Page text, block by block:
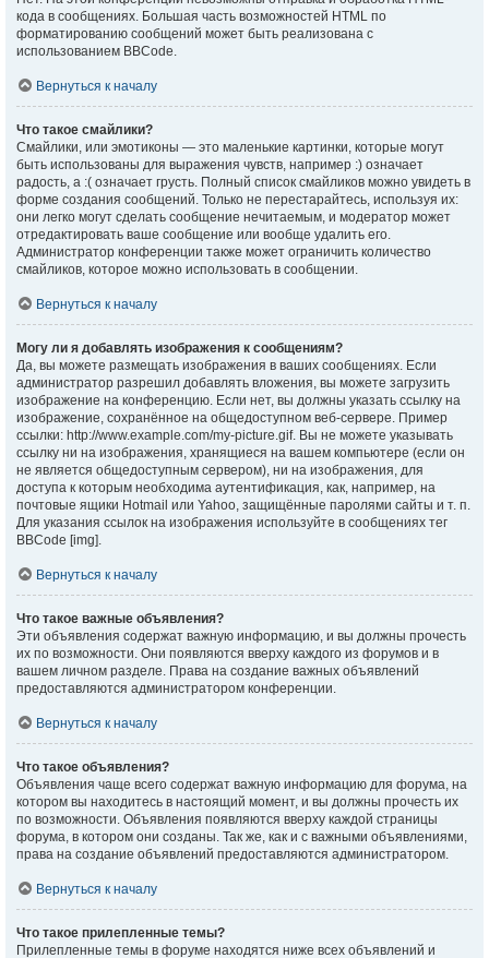
кода в сообщениях. Большая часть возможностей HTML по
форматированию сообщений может быть реализована с
использованием BBCode.
Вернуться к началу
Что такое смайлики?
Смайлики, или эмотиконы — это маленькие картинки, которые могут
быть использованы для выражения чувств, например :) означает
радость, а :( означает грусть. Полный список смайликов можно увидеть в
форме создания сообщений. Только не перестарайтесь, используя их:
они легко могут сделать сообщение нечитаемым, и модератор может
отредактировать ваше сообщение или вообще удалить его.
Администратор конференции также может ограничить количество
смайликов, которое можно использовать в сообщении.
Вернуться к началу
Могу ли я добавлять изображения к сообщениям?
Да, вы можете размещать изображения в ваших сообщениях. Если
администратор разрешил добавлять вложения, вы можете загрузить
изображение на конференцию. Если нет, вы должны указать ссылку на
изображение, сохранённое на общедоступном веб-сервере. Пример
ссылки: http://www.example.com/my-picture.gif. Вы не можете указывать
ссылку ни на изображения, хранящиеся на вашем компьютере (если он
не является общедоступным сервером), ни на изображения, для
доступа к которым необходима аутентификация, как, например, на
почтовые ящики Hotmail или Yahoo, защищённые паролями сайты и т. п.
Для указания ссылок на изображения используйте в сообщениях тег
BBCode [img].
Вернуться к началу
Что такое важные объявления?
Эти объявления содержат важную информацию, и вы должны прочесть
их по возможности. Они появляются вверху каждого из форумов и в
вашем личном разделе. Права на создание важных объявлений
предоставляются администратором конференции.
Вернуться к началу
Что такое объявления?
Объявления чаще всего содержат важную информацию для форума, на
котором вы находитесь в настоящий момент, и вы должны прочесть их
по возможности. Объявления появляются вверху каждой страницы
форума, в котором они созданы. Так же, как и с важными объявлениями,
права на создание объявлений предоставляются администратором.
Вернуться к началу
Что такое прилепленные темы?
Прилепленные темы в форуме находятся ниже всех объявлений и